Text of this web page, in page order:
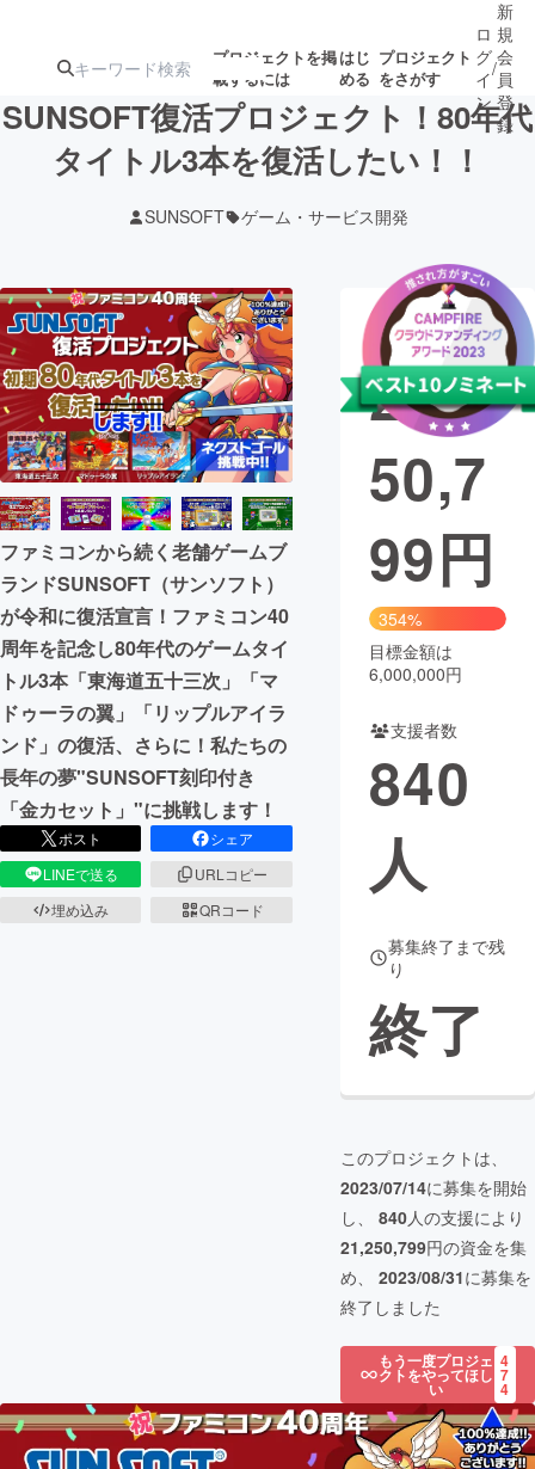
プロジェクトを掲
載するには
はじ
める
プロジェクト
をさがす
ターン
ジェクト
ロジェクト
アート・写真 音楽
テクノロジー・ガジェット ゲーム・サ
映像・映画
ビジネス・起業 チャレンジ
まちづくり・地域活性化
CAMPFIRE for Social Good
CAMPFIRE Creation
CAMPFIREふるさと納税
コミュニティ
ロ
グ
イ
ン
/
新
規
会
員
登
録
SUNSOFT復活プロジェクト！80年代
タイトル3本を復活したい！！
SUNSOFT ゲーム・サービス開発
ファミコンから続く老舗ゲームブ
ランドSUNSOFT（サンソフト）
が令和に復活宣言！ファミコン40
周年を記念し80年代のゲームタイ
トル3本「東海道五十三次」「マ
ドゥーラの翼」「リップルアイラ
ンド」の復活、さらに！私たちの
長年の夢"SUNSOFT刻印付き
「金カセット」"に挑戦します！
ポスト
シェア
LINEで送る
URLコピー
埋め込み
QRコード
現在の支援総
額
21,2
50,7
99円
354%
目標金額は
6,000,000円
支援者数
840
人
募集終了まで残
り
終了
このプロジェクトは、
2023/07/14に募集を開始
し、 840人の支援により
21,250,799円の資金を集
め、 2023/08/31に募集を
終了しました
もう一度プロジェ
クトをやってほし
い
4
7
4